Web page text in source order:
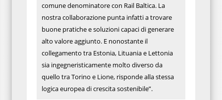
comune denominatore con Rail Baltica. La
nostra collaborazione punta infatti a trovare
buone pratiche e soluzioni capaci di generare
alto valore aggiunto. E nonostante il
collegamento tra Estonia, Lituania e Lettonia
sia ingegneristicamente molto diverso da
quello tra Torino e Lione, risponde alla stessa
logica europea di crescita sostenibile”.